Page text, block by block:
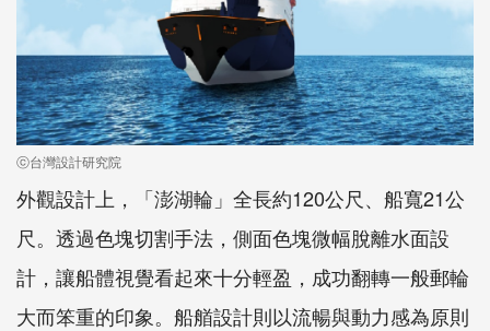
ⓒ台灣設計研究院
外觀設計上，「澎湖輪」全長約120公尺、船寬21公
尺。透過色塊切割手法，側面色塊微幅脫離水面設
計，讓船體視覺看起來十分輕盈，成功翻轉一般郵輪
大而笨重的印象。船艏設計則以流暢與動力感為原則